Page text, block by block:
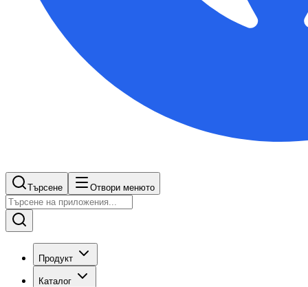
Търсене Отвори менюто
Продукт
Каталог